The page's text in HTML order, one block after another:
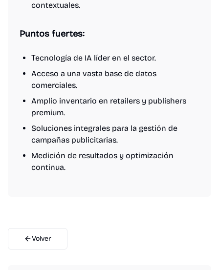
contextuales.
Puntos fuertes:
Tecnología de IA líder en el sector.
Acceso a una vasta base de datos
comerciales.
Amplio inventario en retailers y publishers
premium.
Soluciones integrales para la gestión de
campañas publicitarias.
Medición de resultados y optimización
continua.
Volver